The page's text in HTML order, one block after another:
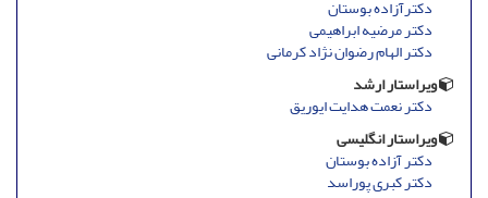
دکترآزاده بوستان
دکتر مرضیه ابراهیمی
دکتر الهام رضوان نژاد کرمانی
ویراستار ارشد
دکتر نعمت هدایت ایوریق
ویراستار انگلیسی
دکتر آزاده بوستان
دکتر کبری پوراسد